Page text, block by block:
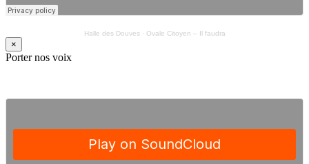
Halle des Douves· Ovale Citoyen – Il faudra
×
Porter nos voix